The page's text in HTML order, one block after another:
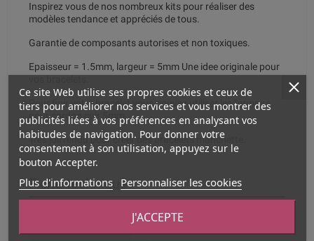
Inspirez vous de nos nombreux kits pour réaliser des
modèles tendance et appréciés de tous.
Garantie de composants autorises et non toxiques.
Epaisseur = 1.5mm, largeur = 5mm Une idee originale pour
Pour finir votre bracelet vous pouvez utiliser les fermoirs
pour cordon cuir 5mm.
Très joli rendu pour créer des bracelets manchette.
Fiche technique
Suédine
Ce site Web utilise ses propres cookies et ceux de
tiers pour améliorer nos services et vous montrer des
publicités liées à vos préférences en analysant vos
habitudes de navigation. Pour donner votre
consentement à son utilisation, appuyez sur le
bouton Accepter.
Plus d'informations Personnaliser les cookies
J'ACCEPTE